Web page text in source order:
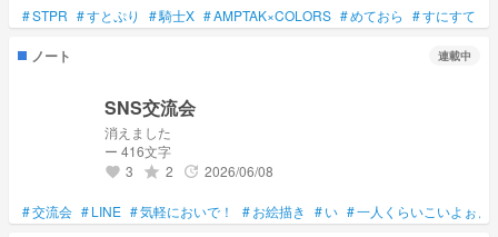
#STPR #すとぷり #騎士X #AMPTAK×COLORS #めておら #すにすて
ノート 連載中
SNS交流会
消えました
ー 416文字
favorite 3 grade 2 update 2026/06/08
#交流会 #LINE #気軽においで！ #お絵描き #い #一人くらいこいよぉぉ